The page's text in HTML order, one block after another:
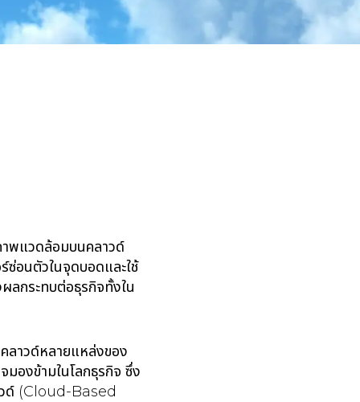
พแวดล้อมบนคลาวด์
อนตัวในจุดบอดและใช้
ลกระทบต่อธุรกิจทั้งใน
ลาวด์หลายแหล่งของ
มองข้ามในโลกธุรกิจ ซึ่ง
วด์ (Cloud-Based